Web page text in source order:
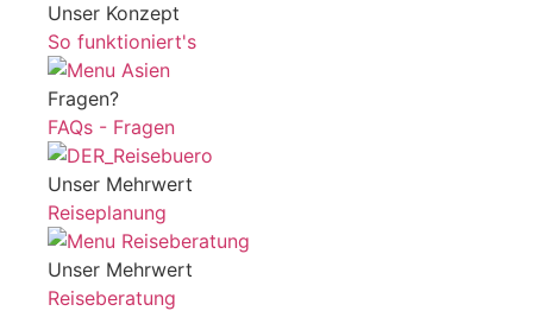
Unser Konzept
So funktioniert's
Fragen?
FAQs - Fragen
Unser Mehrwert
Reiseplanung
Unser Mehrwert
Reiseberatung